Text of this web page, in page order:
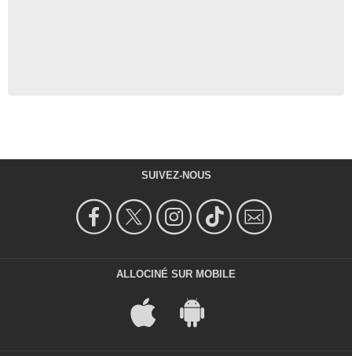
SUIVEZ-NOUS
ALLOCINÉ SUR MOBILE